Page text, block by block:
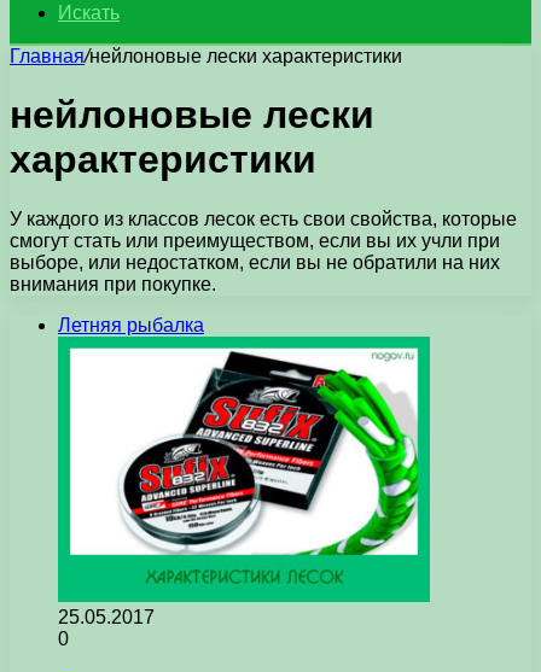
Искать
Главная/нейлоновые лески характеристики
нейлоновые лески
характеристики
У каждого из классов лесок есть свои свойства, которые
смогут стать или преимуществом, если вы их учли при
выборе, или недостатком, если вы не обратили на них
внимания при покупке.
Летняя рыбалка
25.05.2017
0